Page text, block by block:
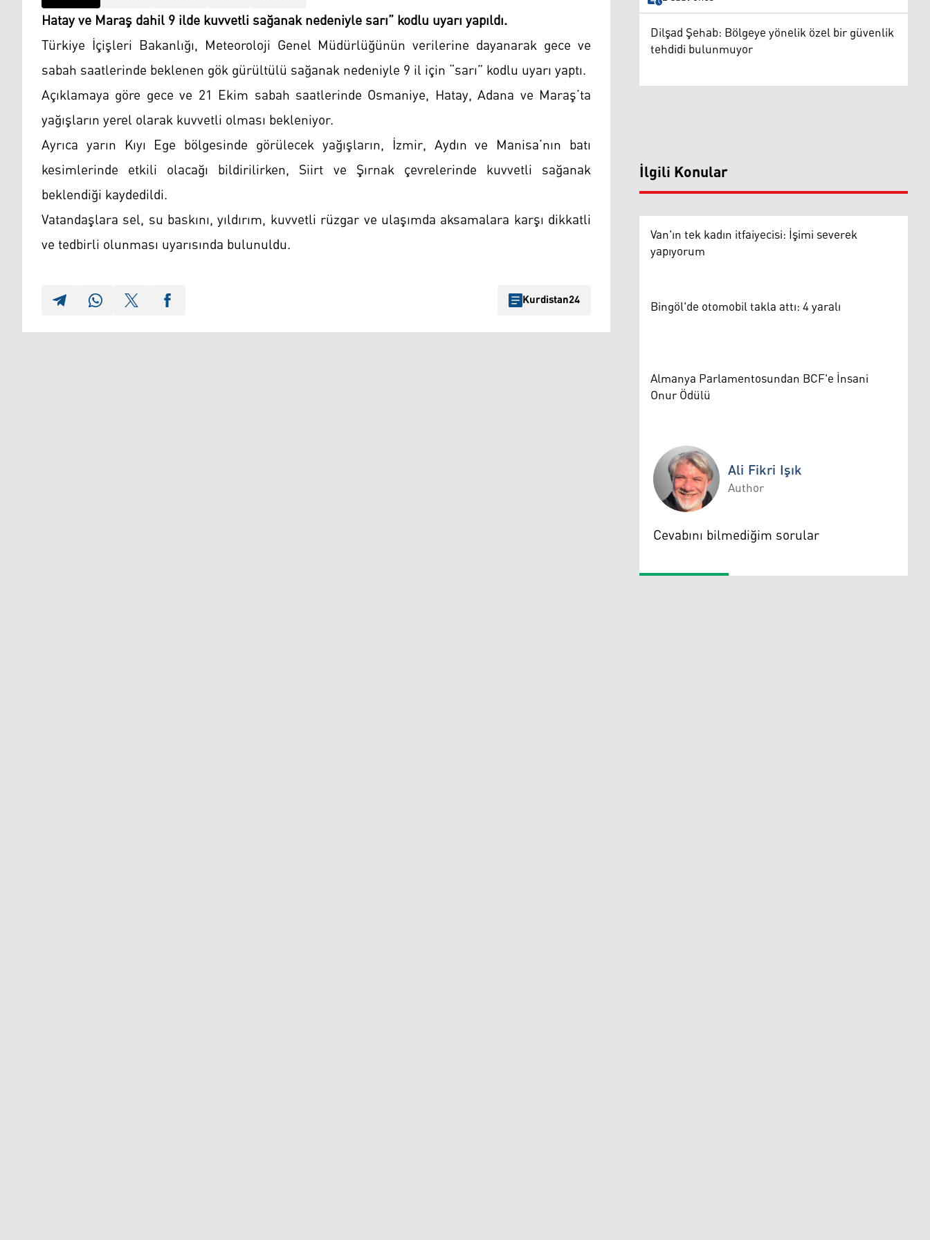
Hatay ve Maraş dahil 9 ilde kuvvetli sağanak nedeniyle sarı” kodlu uyarı yapıldı.
Türkiye İçişleri Bakanlığı, Meteoroloji Genel Müdürlüğünün verilerine dayanarak gece ve
sabah saatlerinde beklenen gök gürültülü sağanak nedeniyle 9 il için “sarı” kodlu uyarı yaptı.
Açıklamaya göre gece ve 21 Ekim sabah saatlerinde Osmaniye, Hatay, Adana ve Maraş’ta
yağışların yerel olarak kuvvetli olması bekleniyor.
Ayrıca yarın Kıyı Ege bölgesinde görülecek yağışların, İzmir, Aydın ve Manisa’nın batı
kesimlerinde etkili olacağı bildirilirken, Siirt ve Şırnak çevrelerinde kuvvetli sağanak
beklendiği kaydedildi.
Vatandaşlara sel, su baskını, yıldırım, kuvvetli rüzgar ve ulaşımda aksamalara karşı dikkatli
ve tedbirli olunması uyarısında bulunuldu.
Kurdistan24
Dilşad Şehab: Bölgeye yönelik özel bir güvenlik
tehdidi bulunmuyor
İlgili Konular
Van'ın tek kadın itfaiyecisi: İşimi severek
yapıyorum
Bingöl'de otomobil takla attı: 4 yaralı
Almanya Parlamentosundan BCF'e İnsani
Onur Ödülü
Ali Fikri Işık
Ali Fikri Işık
Author
Cevabını bilmediğim sorular